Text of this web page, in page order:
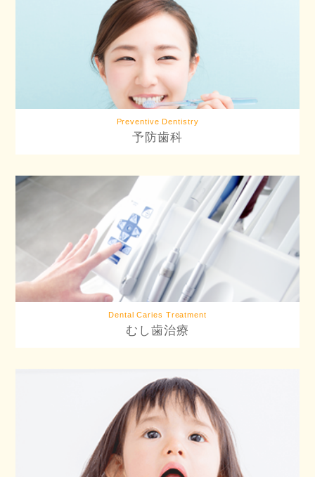
Preventive Dentistry
予防歯科
Dental Caries Treatment
むし歯治療